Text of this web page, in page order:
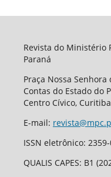
Revista do Ministério
Paraná
Praça Nossa
Contas do Estado do
Centro Cívico,
E-mail:
ISSN eletrônico:
QUALIS CAPES: B1